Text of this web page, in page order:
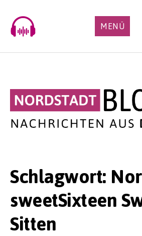
content
MENÜ
Schlagwort:
sweetSixteen
Sitten